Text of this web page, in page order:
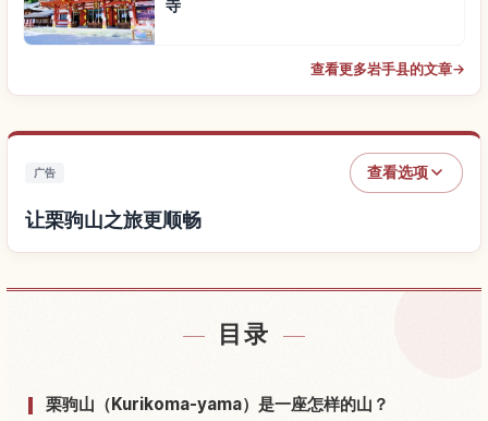
寺
查看更多岩手县的文章→
广告 查看选项
让栗驹山之旅更顺畅
目录
栗驹山（Kurikoma-yama）是一座怎样的山？